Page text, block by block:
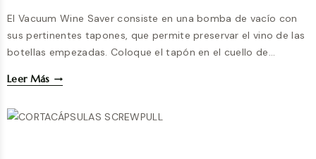
El Vacuum Wine Saver consiste en una bomba de vacío con
sus pertinentes tapones, que permite preservar el vino de las
botellas empezadas. Coloque el tapón en el cuello de…
Leer MásAPARATO
VACÍO